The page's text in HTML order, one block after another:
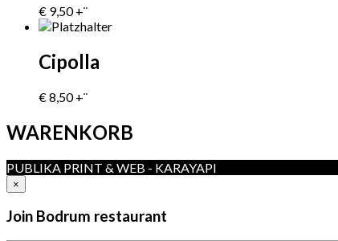
€ 9,50 +¨
Cipolla
€8,50 +¨
WARENKORB
PUBLIKA PRINT & WEB - KARAYAPI
×
Join Bodrum restaurant